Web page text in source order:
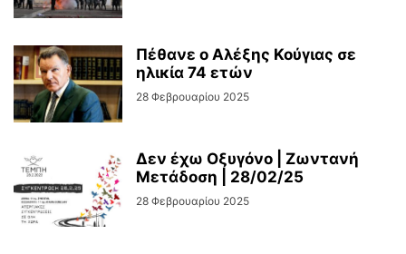
Πέθανε ο Αλέξης Κούγιας σε
ηλικία 74 ετών
28 Φεβρουαρίου 2025
Δεν έχω Οξυγόνο | Ζωντανή
Μετάδοση | 28/02/25
28 Φεβρουαρίου 2025